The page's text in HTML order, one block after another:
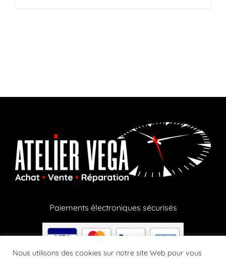
Paiements électroniques sécurisés
Nous utilisons des cookies sur notre site Web pour vous